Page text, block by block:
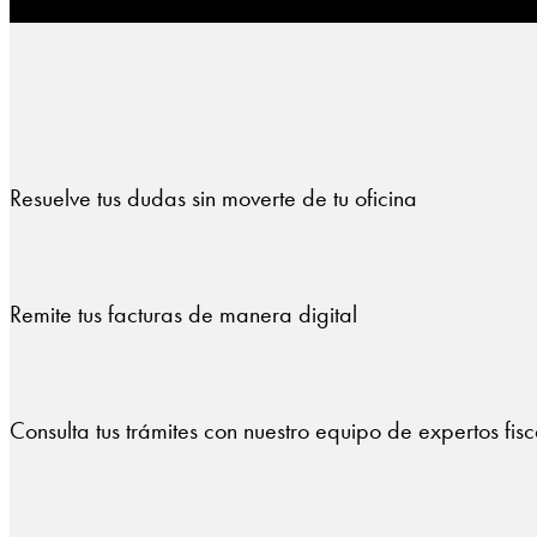
Resuelve tus dudas sin moverte de tu oficina
Remite tus facturas de manera digital
Consulta tus trámites con nuestro equipo de expertos